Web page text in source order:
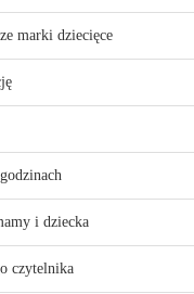
marki dziecięce
i dziecka
czytelnika